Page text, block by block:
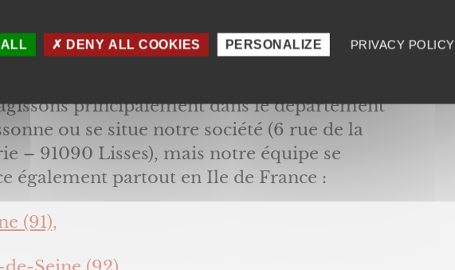
géographique s’étend sur toute l’Ile de
principalement dans le département
ou se situe notre société (6 rue de la
– 91090 Lisses), mais notre équipe se
également partout en Ile de France :
(91),
DENY ALL COOKIES PERSONALIZE PRIVACY POLICY